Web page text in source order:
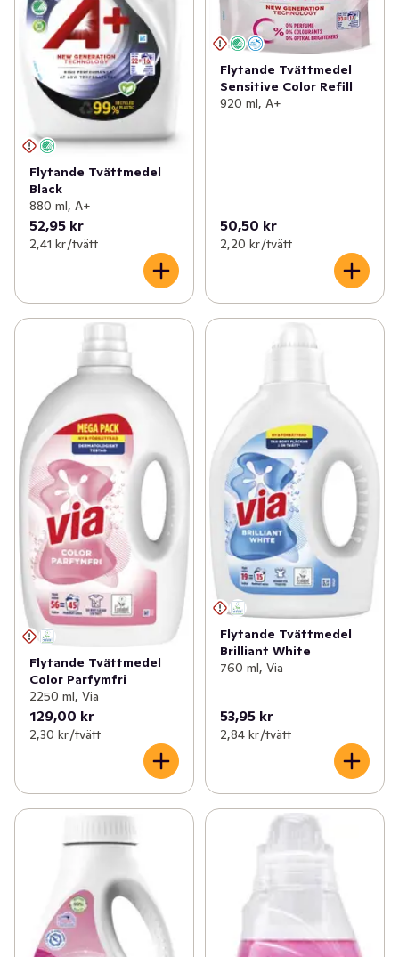
Flytande Tvättmedel
Black
880 ml, A+
52,95 kr
2,41 kr /tvätt
Flytande Tvättmedel
Sensitive Color Refill
920 ml, A+
50,50 kr
2,20 kr /tvätt
Flytande Tvättmedel
Color Parfymfri
2250 ml, Via
129,00 kr
2,30 kr /tvätt
Flytande Tvättmedel
Brilliant White
760 ml, Via
53,95 kr
2,84 kr /tvätt